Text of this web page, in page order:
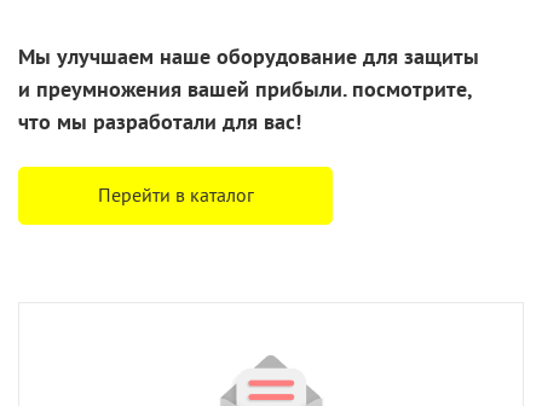
Мы улучшаем наше оборудование для защиты
и преумножения вашей прибыли. посмотрите,
что мы разработали для вас!
Перейти в каталог